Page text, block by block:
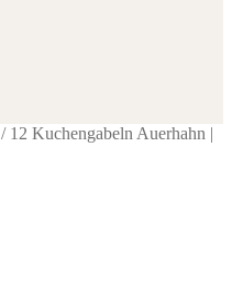
/ 12 Kuchengabeln Auerhahn |